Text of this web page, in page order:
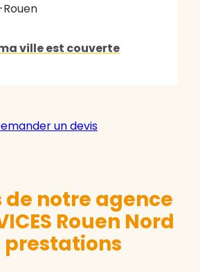
ville est couverte
un devis
de notre agence
Rouen Nord
prestations